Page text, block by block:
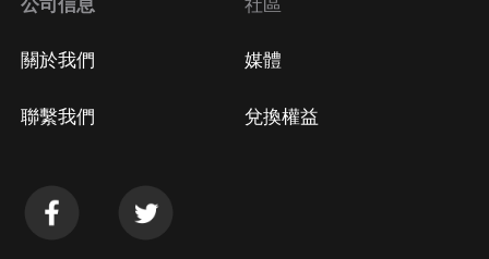
關於我們
聯繫我們
媒體
兌換權益